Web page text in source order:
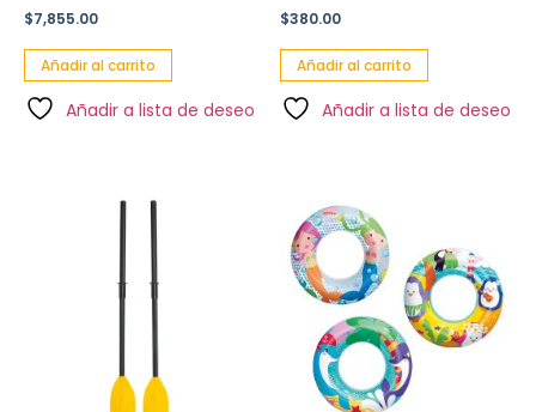
$7,855.00
Añadir al carrito
Añadir a lista de deseo
$380.00
Añadir al carrito
Añadir a lista de deseo